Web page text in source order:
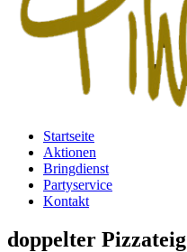
Startseite
Aktionen
Bringdienst
Partyservice
Kontakt
doppelter Pizzateig